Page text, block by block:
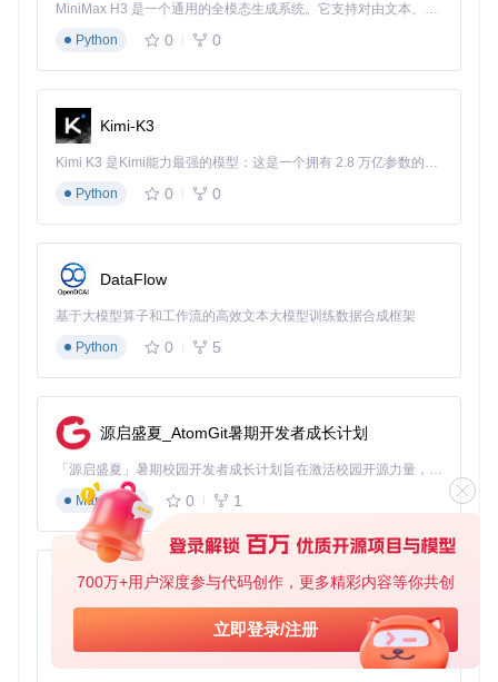
700万+用户深度参与代码创作，更多精彩内容等你共创
立即登录/注册
MiniMax H3 是一个通用的全模态生成系统。它支持对由文本、图像、视频和音频组成的多模态上下文进行统一理解，并能生成分辨率高达 2K、时长可达 15 秒的带原生立体声音频的视频。得益于面向任务泛化的系统设计，H3 在预训练阶段就已具备广泛的多模态上下文理解与生成能力，能够出色地执行复杂的多模态指令。
Python
0 0
Kimi-K3
Kimi K3 是Kimi能力最强的模型：这是一个拥有 2.8 万亿参数的混合专家（MoE）模型，具备原生视觉理解能力，并支持 100 万 token 的上下文窗口。
Python
0 0
DataFlow
基于大模型算子和工作流的高效文本大模型训练数据合成框架
Python
0 5
源启盛夏_AtomGit暑期开发者成长计划
「源启盛夏」暑期校园开发者成长计划旨在激活校园开源力量，通过积分激励、认证扶持、资源倾斜等形式，引导高校组织和开发者完成「入驻 — 建项目 — 做贡献 — 获认证 — 得资源」的完整闭环。无论你是想带领社团入驻平台的组织者，还是希望用代码贡献证明自己的开发者，都能在这里找到属于你的成长路径。
Markdown
0 1
py-xiaozhi
基于Python的Xiaozhi AI，适用于想要完整Xiaozhi体验而无需拥有专用硬件的用户。
Python
0 1